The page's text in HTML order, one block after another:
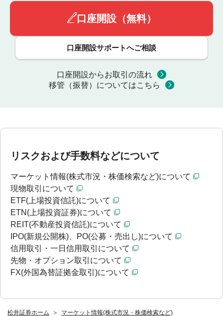
松井証券ホーム
マーケット情報(株式市況・株価検索など)
口座開設（無料）
口座開設サポートへご相談
口座開設からお取引の流れ
移管（振替）についてはこちら
リスクおよび手数料などについて
マーケット情報(株式市況・株価検索など)について
現物取引について
ETF(上場投資信託)について
ETN(上場投資証券)について
REIT(不動産投資信託)について
IPO(新規公開株)、PO(公募・売出し)について
信用取引・一日信用取引について
先物・オプション取引について
FX(外国為替証拠金取引)について